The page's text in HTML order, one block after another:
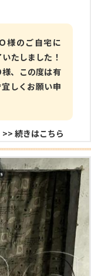
様のご自宅に
たしました！
、この度は有
しくお願い申
>> 続きはこちら